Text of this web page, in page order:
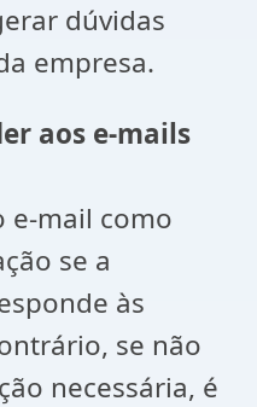
dúvidas
empresa.
aos e-mails
e-mail como
se a
às
se não
necessária, é